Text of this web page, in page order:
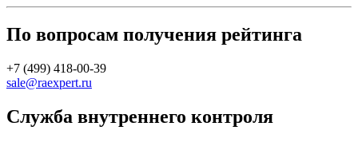
По вопросам получения рейтинга
+7 (499) 418-00-39
sale@raexpert.ru
Служба внутреннего контроля